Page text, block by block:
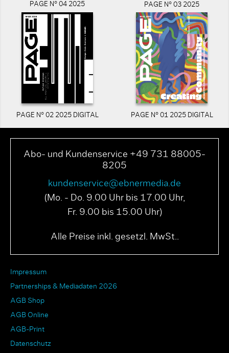
PAGE N° 04 2025 PAGE N° 03 2025
PAGE N° 02 2025 DIGITAL PAGE N° 01 2025 DIGITAL
Abo- und Kundenservice +49 731 88005-
8205
kundenservice@ebnermedia.de
(Mo. - Do. 9.00 Uhr bis 17.00 Uhr,
Fr. 9.00 bis 15.00 Uhr)
Alle Preise inkl. gesetzl. MwSt..
Impressum
Partnerships & Mediadaten 2026
AGB Shop
AGB Online
AGB-Print
Datenschutz